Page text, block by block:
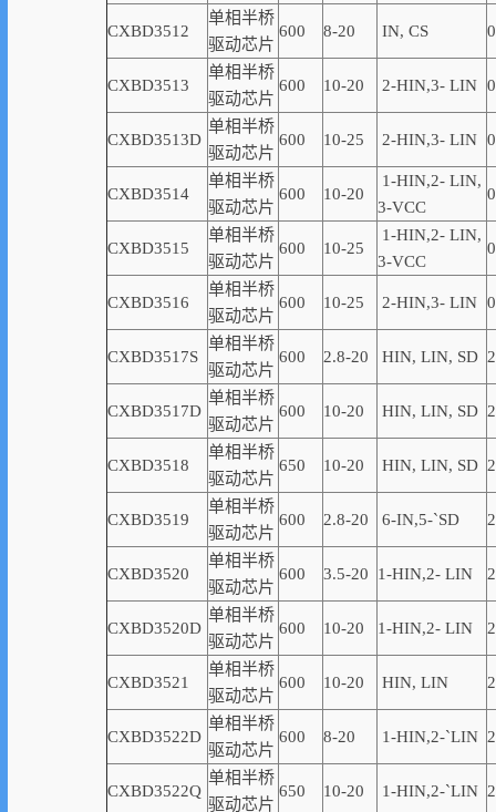
CXBD3512
单相半桥
驱动芯片
600 8-20 IN, CS
CXBD3513
单相半桥
驱动芯片
600 10-20 2-HIN,3- LIN
CXBD3513D
单相半桥
驱动芯片
600 10-25 2-HIN,3- LIN
CXBD3514
单相半桥
驱动芯片
600 10-20
1-HIN,2- LIN,
3-VCC
CXBD3515
单相半桥
驱动芯片
600 10-25
1-HIN,2- LIN,
3-VCC
CXBD3516
单相半桥
驱动芯片
600 10-25 2-HIN,3- LIN
CXBD3517S
单相半桥
驱动芯片
600 2.8-20 HIN, LIN, SD
CXBD3517D
单相半桥
驱动芯片
600 10-20 HIN, LIN, SD
CXBD3518
单相半桥
驱动芯片
650 10-20 HIN, LIN, SD
CXBD3519
单相半桥
驱动芯片
600 2.8-20 6-IN,5-`SD
CXBD3520
单相半桥
驱动芯片
600 3.5-20 1-HIN,2- LIN
CXBD3520D
单相半桥
驱动芯片
600 10-20 1-HIN,2- LIN
CXBD3521
单相半桥
驱动芯片
600 10-20 HIN, LIN
CXBD3522D
单相半桥
驱动芯片
600 8-20 1-HIN,2-`LIN
CXBD3522Q
单相半桥
驱动芯片
650 10-20 1-HIN,2-`LIN